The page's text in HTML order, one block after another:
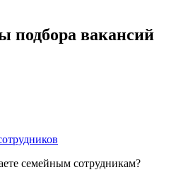
подбора вакансий
семейным сотрудникам?